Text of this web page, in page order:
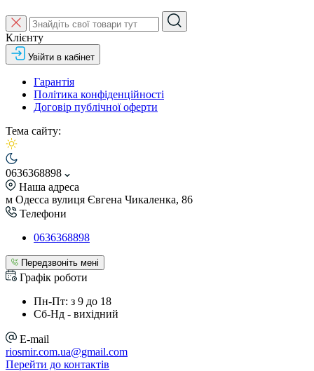
Клієнту
Увійти в кабінет
Гарантія
Політика конфіденційності
Договір публічної оферти
Тема сайту:
0636368898
Наша адреса
м Одесса вулиця Євгена Чикаленка, 86
Телефони
0636368898
Передзвоніть мені
Графік роботи
Пн-Пт: з 9 до 18
Сб-Нд - вихідний
E-mail
riosmir.com.ua@gmail.com
Перейти до контактів